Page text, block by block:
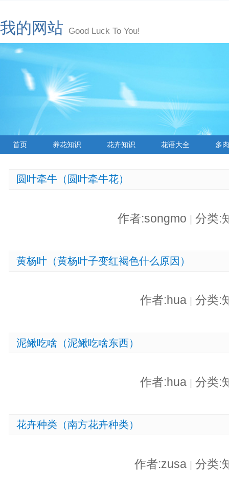
我的网站 Good Luck To You!
首页 养花知识 花卉知识 花语大全 多
圆叶牵牛（圆叶牵牛花）
作者:songmo 分类:
黄杨叶（黄杨叶子变红褐色什么原因）
作者:hua 分类:
泥鳅吃啥（泥鳅吃啥东西）
作者:hua 分类:
花卉种类（南方花卉种类）
作者:zusa | 分类: